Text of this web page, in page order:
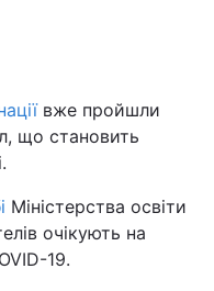
вже пройшли
що становить
Міністерства освіти
очікують на
19.